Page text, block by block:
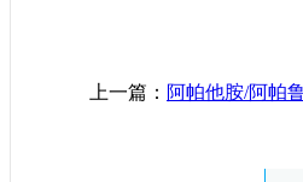
上一篇： 阿帕他胺/阿帕鲁胺